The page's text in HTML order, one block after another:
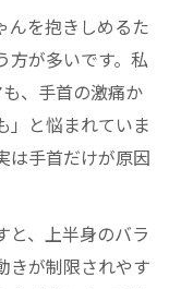
んを抱きしめるた
方が多いです。私
、手首の激痛か
」と悩まれていま
は手首だけが原因
と、上半身のバラ
きが制限されやす